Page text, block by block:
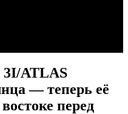
3I/ATLAS
— теперь её
перед